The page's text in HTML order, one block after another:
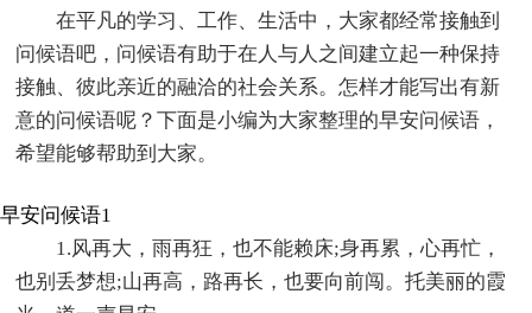
在平凡的学习、工作、生活中，大家都经常接触到
问候语吧，问候语有助于在人与人之间建立起一种保持
接触、彼此亲近的融洽的社会关系。怎样才能写出有新
意的问候语呢？下面是小编为大家整理的早安问候语，
希望能够帮助到大家。
早安问候语1
1.风再大，雨再狂，也不能赖床;身再累，心再忙，
也别丢梦想;山再高，路再长，也要向前闯。托美丽的霞